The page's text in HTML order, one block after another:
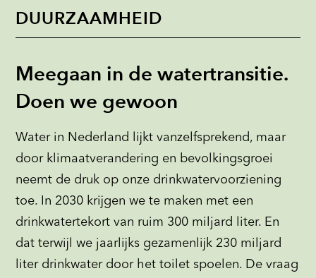
DUURZAAMHEID
Meegaan in de watertransitie.
Doen we gewoon
Water in Nederland lijkt vanzelfsprekend, maar
door klimaatverandering en bevolkingsgroei
neemt de druk op onze drinkwatervoorziening
toe. In 2030 krijgen we te maken met een
drinkwatertekort van ruim 300 miljard liter. En
dat terwijl we jaarlijks gezamenlijk 230 miljard
liter drinkwater door het toilet spoelen. De vraag